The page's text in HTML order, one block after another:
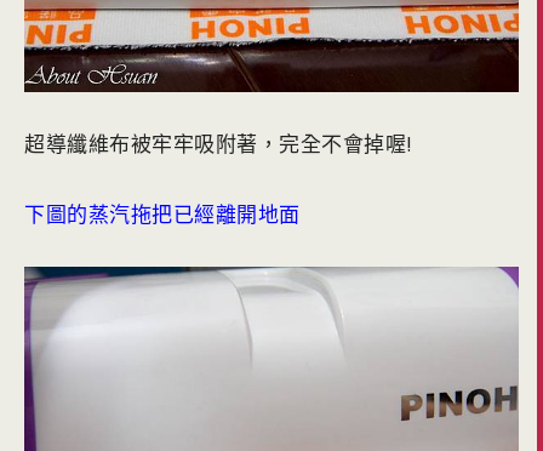
超導纖維布被牢牢吸附著，完全不會掉喔!
下圖的蒸汽拖把已經離開地面